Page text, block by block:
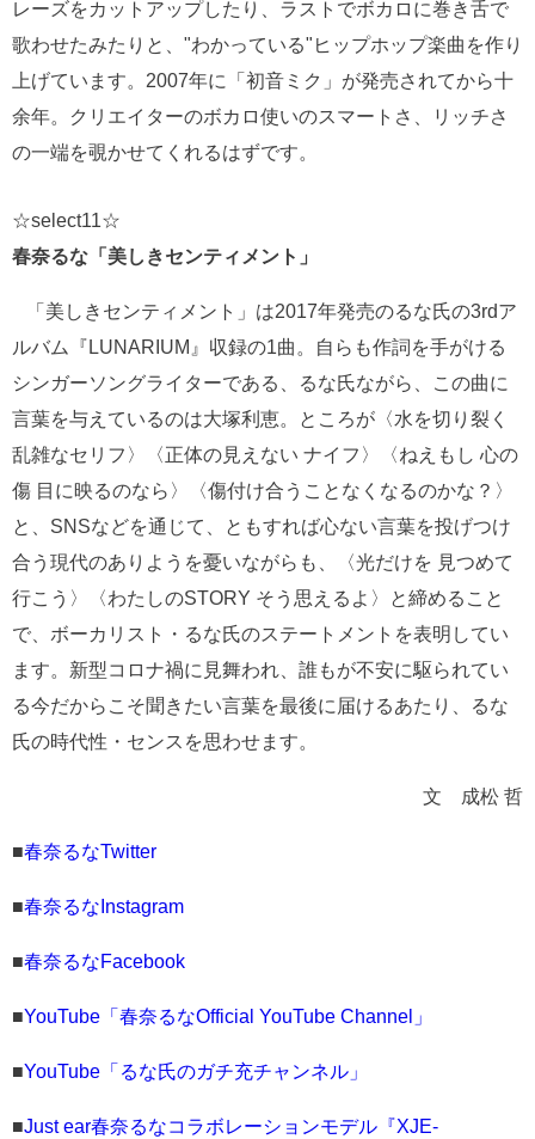
レーズをカットアップしたり、ラストでボカロに巻き舌で
歌わせたみたりと、"わかっている"ヒップホップ楽曲を作り
上げています。2007年に「初音ミク」が発売されてから十
余年。クリエイターのボカロ使いのスマートさ、リッチさ
の一端を覗かせてくれるはずです。
☆select11☆
春奈るな「美しきセンティメント」
「美しきセンティメント」は2017年発売のるな氏の3rdア
ルバム『LUNARIUM』収録の1曲。自らも作詞を手がける
シンガーソングライターである、るな氏ながら、この曲に
言葉を与えているのは大塚利恵。ところが〈水を切り裂く
乱雑なセリフ〉〈正体の見えない ナイフ〉〈ねえもし 心の
傷 目に映るのなら〉〈傷付け合うことなくなるのかな？〉
と、SNSなどを通じて、ともすれば心ない言葉を投げつけ
合う現代のありようを憂いながらも、〈光だけを 見つめて
行こう〉〈わたしのSTORY そう思えるよ〉と締めること
で、ボーカリスト・るな氏のステートメントを表明してい
ます。新型コロナ禍に見舞われ、誰もが不安に駆られてい
る今だからこそ聞きたい言葉を最後に届けるあたり、るな
氏の時代性・センスを思わせます。
文 成松 哲
■春奈るなTwitter
■春奈るなInstagram
■春奈るなFacebook
■YouTube「春奈るなOfficial YouTube Channel」
■YouTube「るな氏のガチ充チャンネル」
■Just ear春奈るなコラボレーションモデル『XJE-